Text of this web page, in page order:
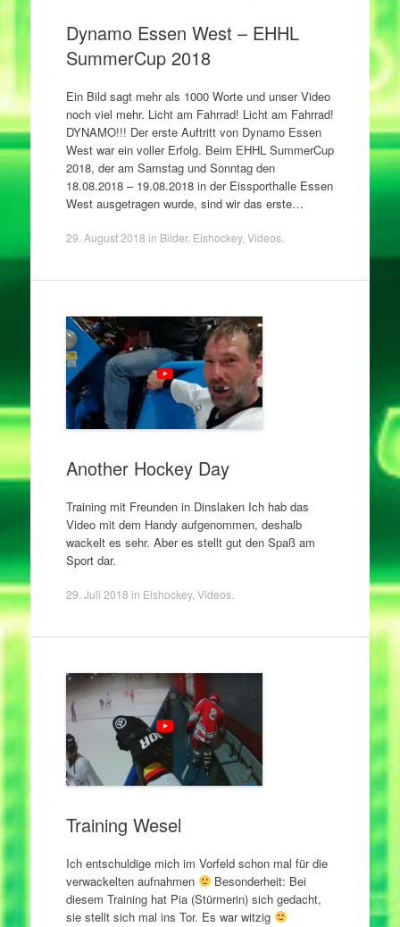
Dynamo Essen West – EHHL
SummerCup 2018
Ein Bild sagt mehr als 1000 Worte und unser Video
noch viel mehr. Licht am Fahrrad! Licht am Fahrrad!
DYNAMO!!! Der erste Auftritt von Dynamo Essen
West war ein voller Erfolg. Beim EHHL SummerCup
2018, der am Samstag und Sonntag den
18.08.2018 – 19.08.2018 in der Eissporthalle Essen
West ausgetragen wurde, sind wir das erste…
29. August 2018 in Bilder, Eishockey, Videos.
Another Hockey Day
Training mit Freunden in Dinslaken Ich hab das
Video mit dem Handy aufgenommen, deshalb
wackelt es sehr. Aber es stellt gut den Spaß am
Sport dar.
29. Juli 2018 in Eishockey, Videos.
Training Wesel
Ich entschuldige mich im Vorfeld schon mal für die
verwackelten aufnahmen
Besonderheit: Bei
diesem Training hat Pia (Stürmerin) sich gedacht,
sie stellt sich mal ins Tor. Es war witzig